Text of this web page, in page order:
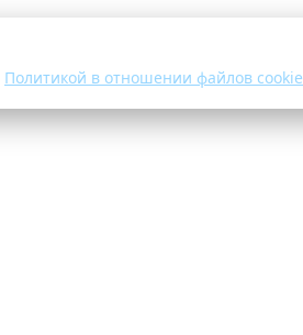
Политикой в отношении файлов cookie